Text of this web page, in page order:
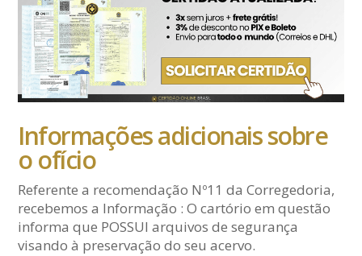
Informações adicionais sobre
o ofício
Referente a recomendação Nº11 da Corregedoria,
recebemos a Informação : O cartório em questão
informa que POSSUI arquivos de segurança
visando à preservação do seu acervo.